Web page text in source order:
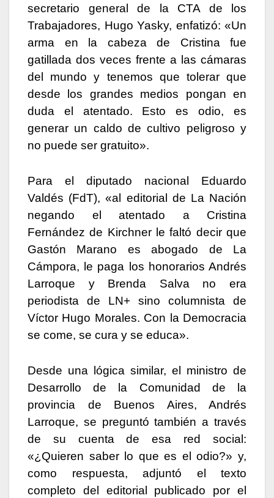
secretario general de la CTA de los
Trabajadores, Hugo Yasky, enfatizó: «Un
arma en la cabeza de Cristina fue
gatillada dos veces frente a las cámaras
del mundo y tenemos que tolerar que
desde los grandes medios pongan en
duda el atentado. Esto es odio, es
generar un caldo de cultivo peligroso y
no puede ser gratuito».
Para el diputado nacional Eduardo
Valdés (FdT), «al editorial de La Nación
negando el atentado a Cristina
Fernández de Kirchner le faltó decir que
Gastón Marano es abogado de La
Cámpora, le paga los honorarios Andrés
Larroque y Brenda Salva no era
periodista de LN+ sino columnista de
Víctor Hugo Morales. Con la Democracia
se come, se cura y se educa».
Desde una lógica similar, el ministro de
Desarrollo de la Comunidad de la
provincia de Buenos Aires, Andrés
Larroque, se preguntó también a través
de su cuenta de esa red social:
«¿Quieren saber lo que es el odio?» y,
como respuesta, adjuntó el texto
completo del editorial publicado por el